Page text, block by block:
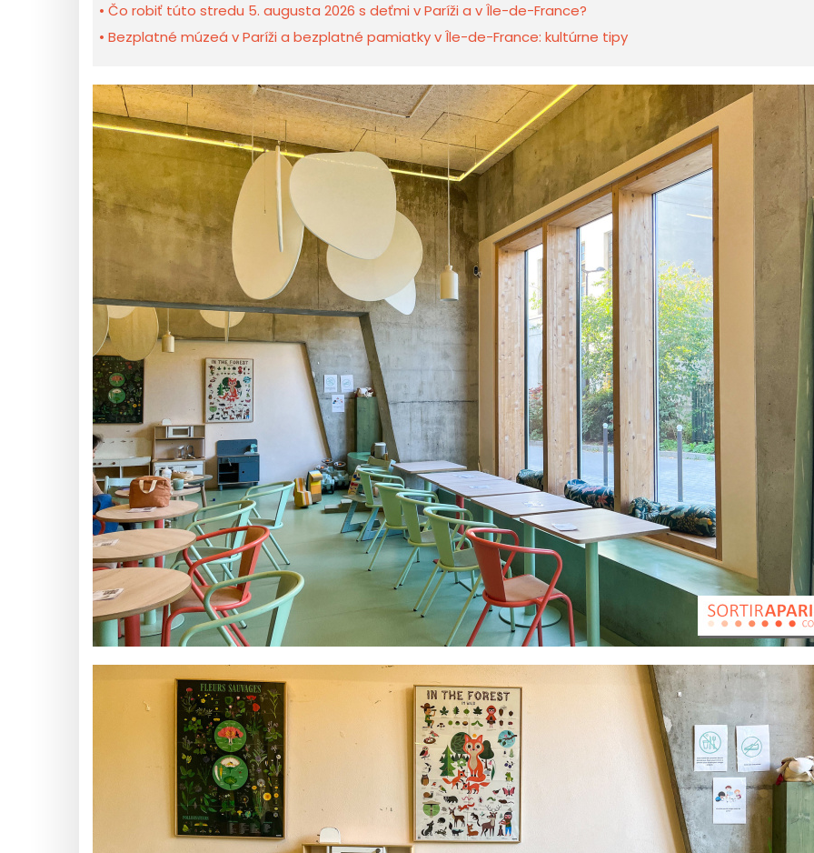
Čo robiť túto stredu 5. augusta 2026 s deťmi v Paríži a v Île-de-France?
Bezplatné múzeá v Paríži a bezplatné pamiatky v Île-de-France: kultúrne tipy